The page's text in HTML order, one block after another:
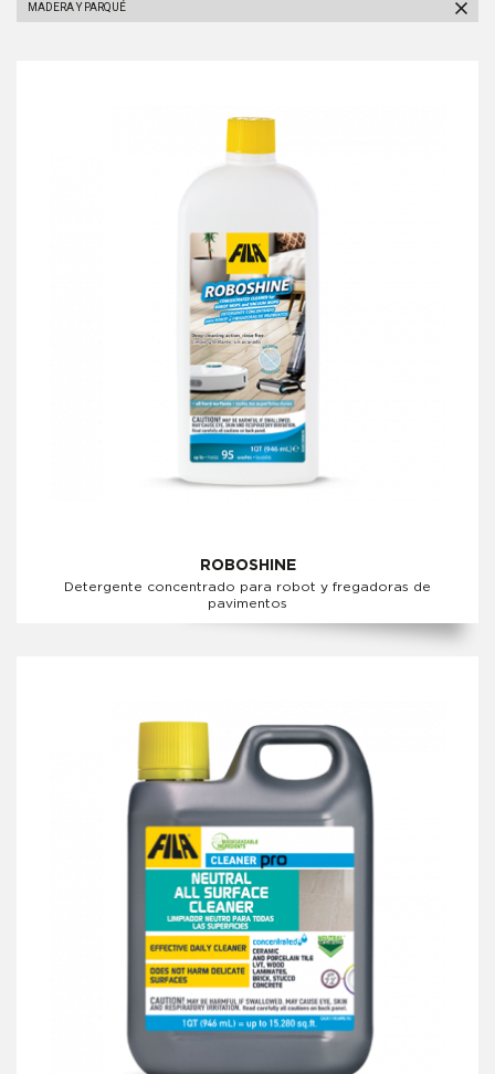
MADERA Y PARQUÉ
ROBOSHINE
Detergente concentrado para robot y fregadoras de
pavimentos